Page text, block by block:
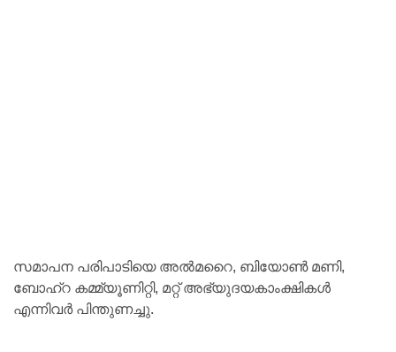
സമാപന പരിപാടിയെ അല്‍മറൈ, ബിയോണ്‍ മണി,
ബോഹ്റ കമ്മ്യൂണിറ്റി, മറ്റ് അഭ്യുദയകാംക്ഷികള്‍
എന്നിവര്‍ പിന്തുണച്ചു.